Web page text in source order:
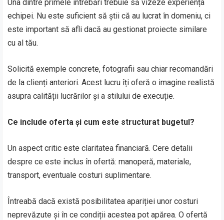
Una dintre primele întrebări trebuie să vizeze experiența
echipei. Nu este suficient să știi că au lucrat în domeniu, ci
este important să afli dacă au gestionat proiecte similare
cu al tău.
Solicită exemple concrete, fotografii sau chiar recomandări
de la clienți anteriori. Acest lucru îți oferă o imagine realistă
asupra calității lucrărilor și a stilului de execuție.
Ce include oferta și cum este structurat bugetul?
Un aspect critic este claritatea financiară. Cere detalii
despre ce este inclus în ofertă: manoperă, materiale,
transport, eventuale costuri suplimentare.
Întreabă dacă există posibilitatea apariției unor costuri
neprevăzute și în ce condiții acestea pot apărea. O ofertă